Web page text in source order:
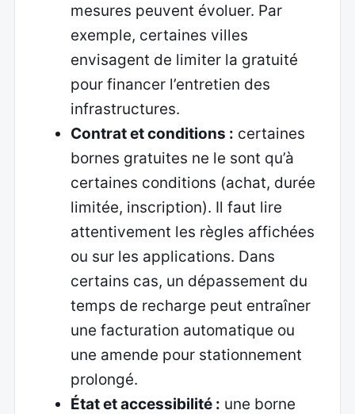
mesures peuvent évoluer. Par
exemple, certaines villes
envisagent de limiter la gratuité
pour financer l’entretien des
infrastructures.
Contrat et conditions : certaines
bornes gratuites ne le sont qu’à
certaines conditions (achat, durée
limitée, inscription). Il faut lire
attentivement les règles affichées
ou sur les applications. Dans
certains cas, un dépassement du
temps de recharge peut entraîner
une facturation automatique ou
une amende pour stationnement
prolongé.
État et accessibilité : une borne